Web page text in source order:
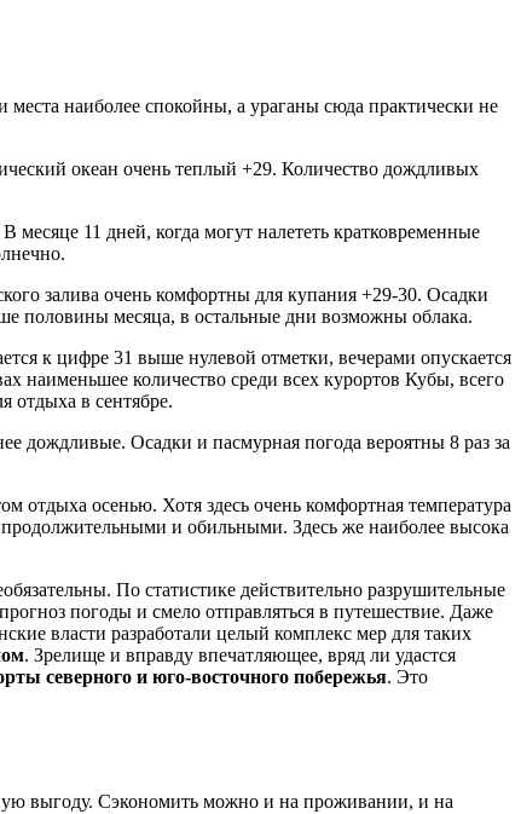
места наиболее спокойны, а ураганы сюда практически не
океан очень теплый +29. Количество дождливых
11 дней, когда могут налететь кратковременные
залива очень комфортны для купания +29-30. Осадки
половины месяца, в остальные дни возможны облака.
к цифре 31 выше нулевой отметки, вечерами опускается
наименьшее количество среди всех курортов Кубы, всего
отдыха в сентябре.
дождливые. Осадки и пасмурная погода вероятны 8 раз за
отдыха осенью. Хотя здесь очень комфортная температура
и обильными. Здесь же наиболее высока
По статистике действительно разрушительные
погоды и смело отправляться в путешествие. Даже
власти разработали целый комплекс мер для таких
. Зрелище и вправду впечатляющее, вряд ли удастся
северного и юго-восточного побережья. Это
выгоду. Сэкономить можно и на проживании, и на